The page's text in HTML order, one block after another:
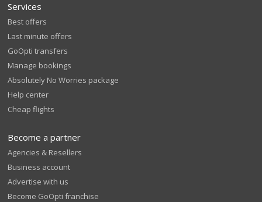
Services
Best offers
Last minute offers
GoOpti transfers
Manage bookings
Absolutely No Worries package
Help center
Cheap flights
Become a partner
Agencies & Resellers
Business account
Advertise with us
Become GoOpti franchise